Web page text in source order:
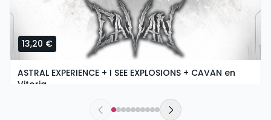
13,20 €
ASTRAL EXPERIENCE + I SEE EXPLOSIONS + CAVAN en
Vitoria
Urban Rock Concept | Vitoria-Gasteiz